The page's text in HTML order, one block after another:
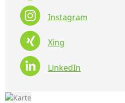
Instagram
Xing
LinkedIn